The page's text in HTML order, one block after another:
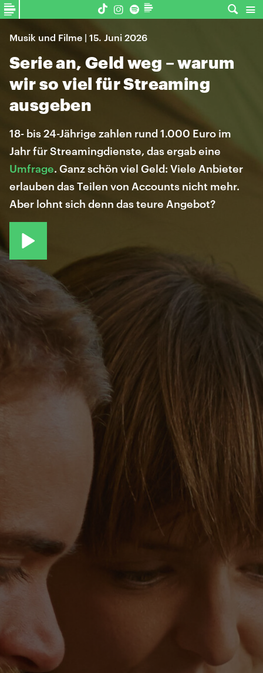
Musik und Filme | 15. Juni 2026
Serie an, Geld weg – warum
wir so viel für Streaming
ausgeben
18- bis 24-Jährige zahlen rund 1.000 Euro im
Jahr für Streamingdienste, das ergab eine
Umfrage. Ganz schön viel Geld: Viele Anbieter
erlauben das Teilen von Accounts nicht mehr.
Aber lohnt sich denn das teure Angebot?